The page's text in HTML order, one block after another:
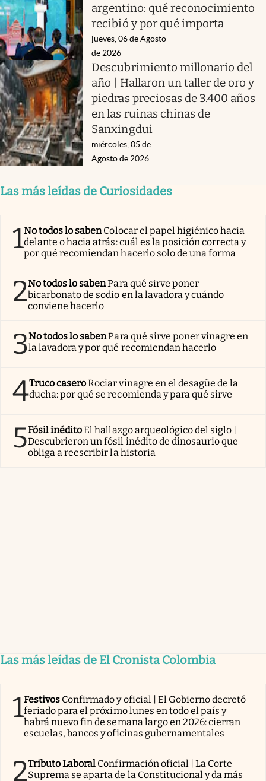
argentino: qué reconocimiento
recibió y por qué importa
jueves, 06 de Agosto
de 2026
Descubrimiento millonario del
año | Hallaron un taller de oro y
piedras preciosas de 3.400 años
en las ruinas chinas de
Sanxingdui
miércoles, 05 de
Agosto de 2026
Las más leídas de Curiosidades
1No todos lo sabenColocar el papel higiénico hacia
delante o hacia atrás: cuál es la posición correcta y
por qué recomiendan hacerlo solo de una forma
2No todos lo sabenPara qué sirve poner
bicarbonato de sodio en la lavadora y cuándo
conviene hacerlo
3No todos lo sabenPara qué sirve poner vinagre en
la lavadora y por qué recomiendan hacerlo
4Truco caseroRociar vinagre en el desagüe de la
ducha: por qué se recomienda y para qué sirve
5Fósil inéditoEl hallazgo arqueológico del siglo |
Descubrieron un fósil inédito de dinosaurio que
obliga a reescribir la historia
Las más leídas de El Cronista Colombia
1Festivos Confirmado y oficial | El Gobierno decretó
feriado para el próximo lunes en todo el país y
habrá nuevo fin de semana largo en 2026: cierran
escuelas, bancos y oficinas gubernamentales
2Tributo Laboral Confirmación oficial | La Corte
Suprema se aparta de la Constitucional y da más